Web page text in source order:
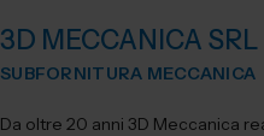
3D MECCANICA SRL
SUBFORNITURA MECCANICA
Da oltre 20 anni 3D Meccanica